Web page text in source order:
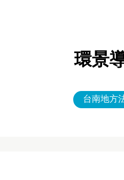
環景
台南地方